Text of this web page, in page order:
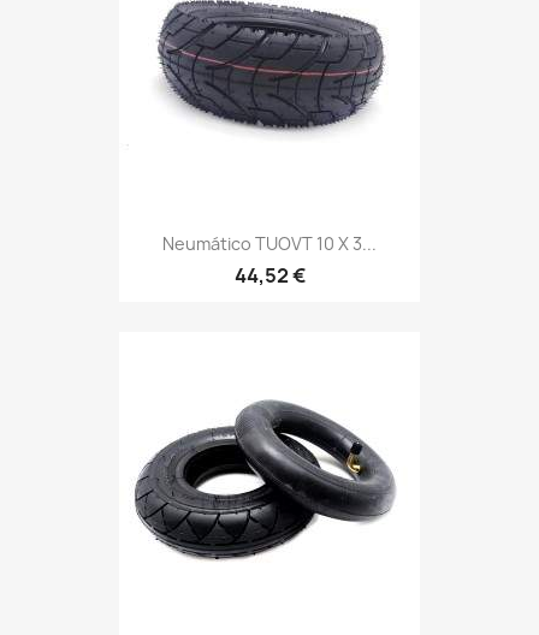
Neumático TUOVT 10 X 3...
44,52 €